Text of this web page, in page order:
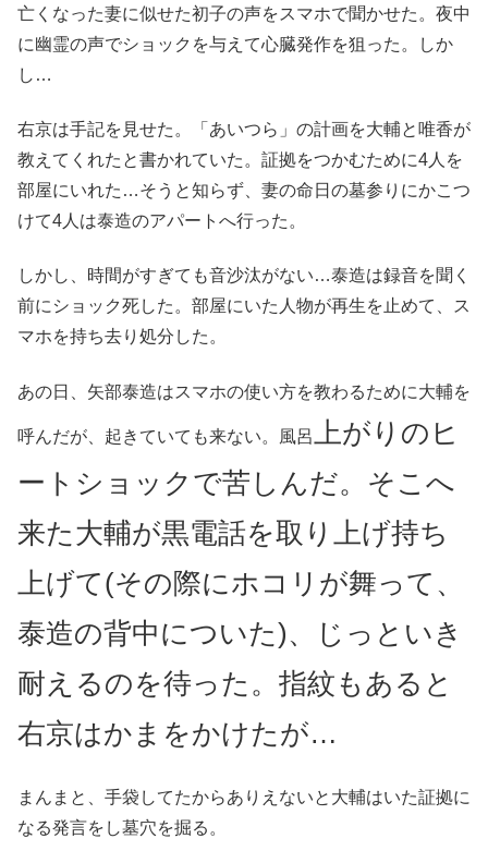
亡くなった妻に似せた初子の声をスマホで聞かせた。夜中
に幽霊の声でショックを与えて心臓発作を狙った。しか
し…
右京は手記を見せた。「あいつら」の計画を大輔と唯香が
教えてくれたと書かれていた。証拠をつかむために4人を
部屋にいれた…そうと知らず、妻の命日の墓参りにかこつ
けて4人は泰造のアパートへ行った。
しかし、時間がすぎても音沙汰がない…泰造は録音を聞く
前にショック死した。部屋にいた人物が再生を止めて、ス
マホを持ち去り処分した。
あの日、矢部泰造はスマホの使い方を教わるために大輔を
呼んだが、起きていても来ない。風呂
上がりのヒ
ートショックで苦しんだ。そこへ
来た大輔が黒電話を取り上げ持ち
上げて(その際にホコリが舞って、
泰造の背中についた)、じっといき
耐えるのを待った。指紋もあると
右京はかまをかけたが…
まんまと、手袋してたからありえないと大輔はいた証拠に
なる発言をし墓穴を掘る。